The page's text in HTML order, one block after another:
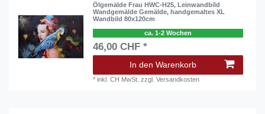
Ölgemälde Frau HWC-H25, Leinwandbild
Wandgemälde Gemälde, handgemaltes XL
Wandbild 80x120cm
ca. 1-2 Wochen
46,00 CHF *
In den Warenkorb
*inkl. CH MwSt. zzgl.Versandkosten